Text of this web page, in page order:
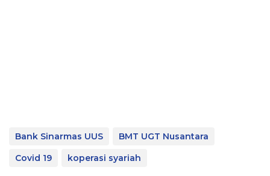
Bank Sinarmas UUS
BMT UGT Nusantara
Covid 19
koperasi syariah